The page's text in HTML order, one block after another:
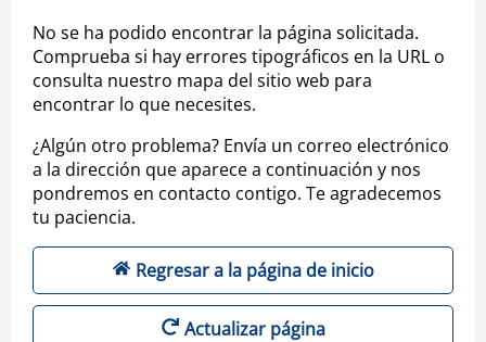
No se ha podido encontrar la página solicitada.
Comprueba si hay errores tipográficos en la URL o
consulta nuestro mapa del sitio web para
encontrar lo que necesites.
¿Algún otro problema? Envía un correo electrónico
a la dirección que aparece a continuación y nos
pondremos en contacto contigo. Te agradecemos
tu paciencia.
Regresar a la página de inicio
Actualizar página